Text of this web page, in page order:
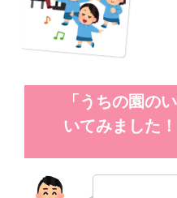
「うちの園の
いてみました！